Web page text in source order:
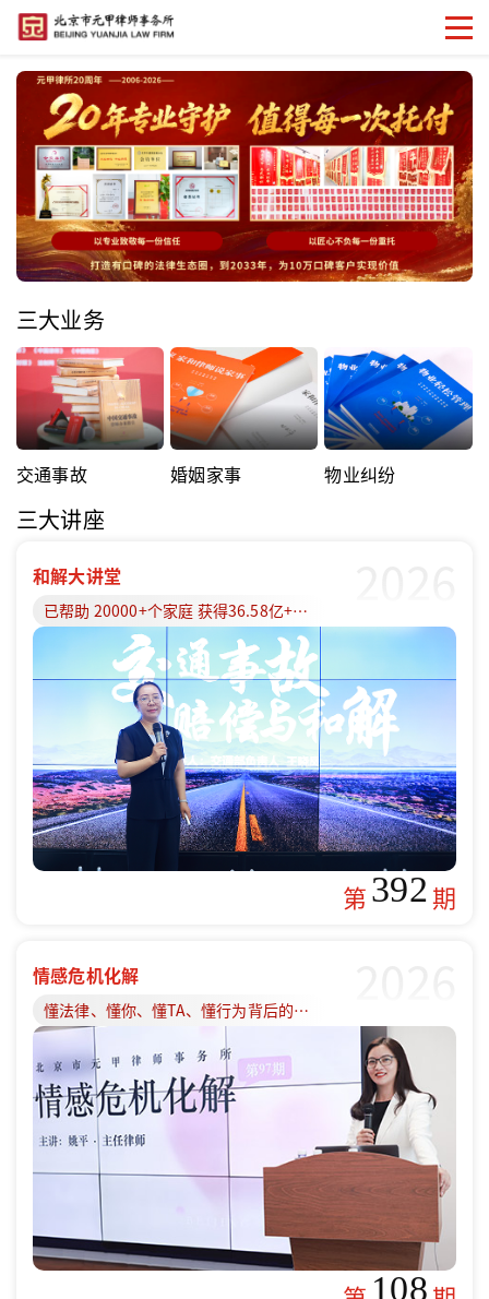
三大业务
交通事故 婚姻家事 物业纠纷
三大讲座
和解大讲堂
已帮助 20000+个家庭 获得36.58亿+赔偿款
第392期
情感危机化解
懂法律、懂你、懂TA、懂行为背后的原因
108